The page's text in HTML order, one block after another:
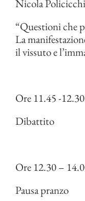
Nicola
“Questioni che
La
il vissuto e
Ore 11.45 -12.30
Dibattito
Ore 12.30 –
Pausa pranzo